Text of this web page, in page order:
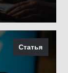
Статья